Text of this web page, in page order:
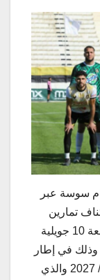
سوسة عبر
تمارين
فريق الأكابر لكرة القدم سيكون يوم الجمعة 10 جويلية
وذلك في إطار
الاستعداد للموسم الرياضي الجديد 2026 / 2027 والذي